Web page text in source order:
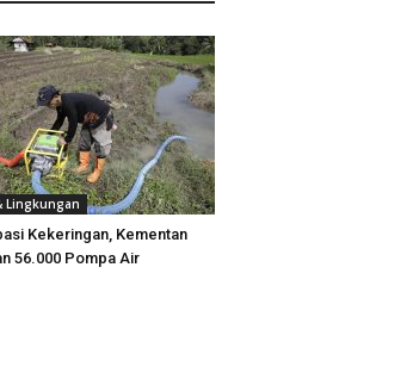
Lingkungan
Kekeringan, Kementan
56.000 Pompa Air